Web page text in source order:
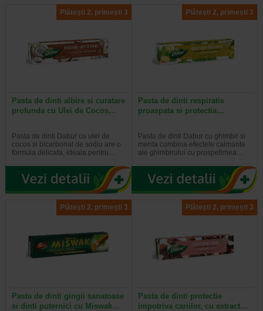
Plătești 2, primești 3
Pasta de dinti albire si curatare
profunda cu Ulei de Cocos…
Pasta de dinti Dabur cu ulei de
cocos si bicarbonat de sodiu are o
formula delicata, ideala pentru…
Plătești 2, primești 3
Pasta de dinti respiratie
proaspata si protectia…
Pasta de dinti Dabur cu ghimbir si
menta combina efectele calmante
ale ghimbirului cu prospetimea…
Plătești 2, primești 3
Pasta de dinti gingii sanatoase
si dinti puternici cu Miswak…
Plătești 2, primești 3
Pasta de dinti protectie
impotriva cariilor, cu extract…